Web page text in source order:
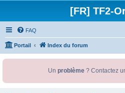
[FR] TF2-
FAQ
Portail Index du forum
Un problème? Contactez